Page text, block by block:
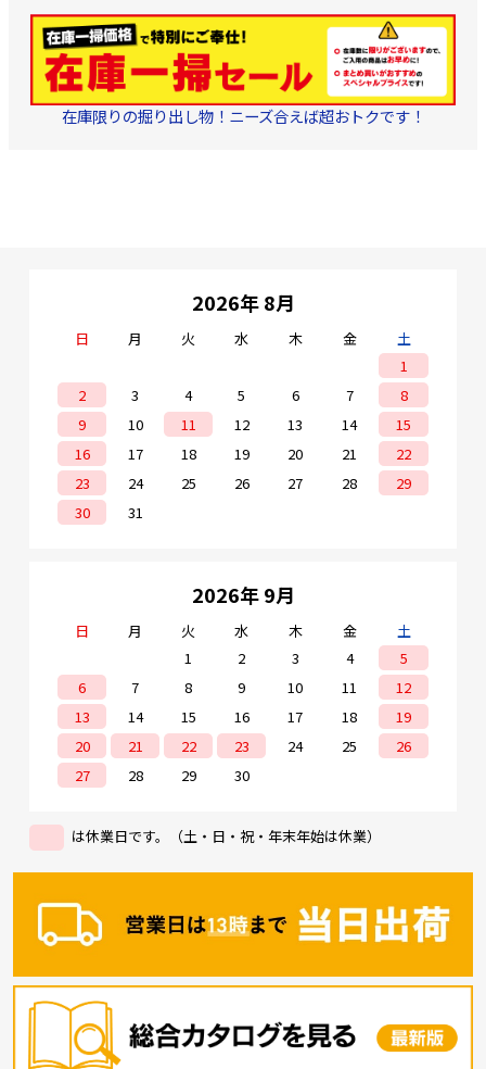
※AC電源の為、取
電気工事士の資格
です。
く） ・電源：802.3 at
POE（48V/0.5A、パッシ
ブPoEアダプター付属）
・付属品：パッシブPoE
アダプター、電源コー
ド、取付キット、防水キ
ット、防止アンテナ、設
在庫限りの掘り出し物！ニーズ合えば超おトクです！
2026年 8月
日 月 火 水 木 金
土
1
2
3 4 5 6 7
8
9
10 11 12 13 14
15
16
17 18 19 20 21
22
23
24 25 26 27 28
29
30
31
2026年 9月
日 月 火 水 木 金
土
1
2 3 4
5
6
7 8 9 10 11
12
13
14 15 16 17 18
19
20
21 22 23 24 25
26
27
28 29 30
は休業日です。（土・日・祝・年末年始は休業）